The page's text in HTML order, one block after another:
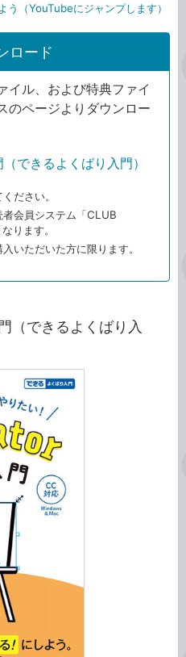
う（YouTubeにジャンプします）
ロード
イル、および特典ファイ
のページよりダウンロー
できるよくばり入門）
ださい。
会員システム「CLUB
ります。
いただいた方に限ります。
（できるよくばり入